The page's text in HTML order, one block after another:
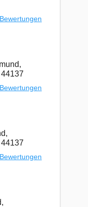
Bewertungen
Bewertungen
Bewertungen